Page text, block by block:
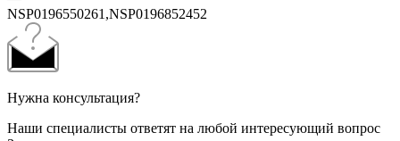
NSP0196550261,NSP0196852452
Нужна консультация?
Наши специалисты ответят на любой интересующий вопрос